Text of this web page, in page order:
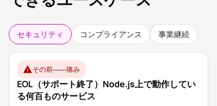
セキュリティ コンプライアンス 事業継続
その前――痛み
EOL（サポート終了）Node.js上で動作してい
る何百ものサービス